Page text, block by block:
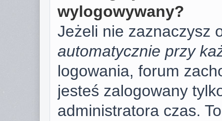
wylogowywany?
Jeżeli nie zaznaczysz
automatycznie przy
logowania, forum
jesteś zalogowany
administratora czas.